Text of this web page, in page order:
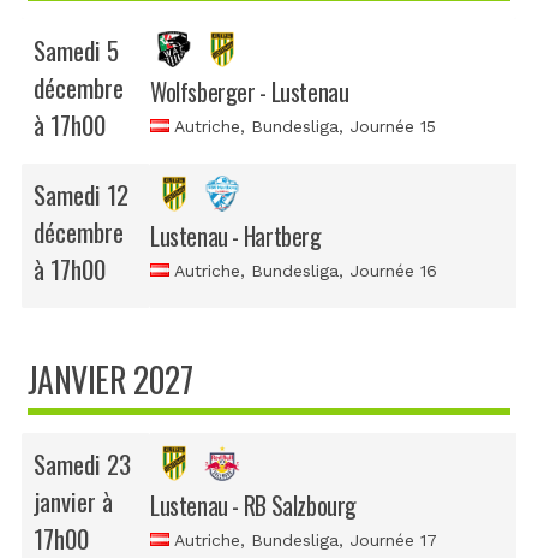
Samedi 5
décembre
à 17h00
Wolfsberger - Lustenau
Autriche, Bundesliga, Journée 15
Samedi 12
décembre
à 17h00
Lustenau - Hartberg
Autriche, Bundesliga, Journée 16
JANVIER 2027
Samedi 23
janvier à
17h00
Lustenau - RB Salzbourg
Autriche, Bundesliga, Journée 17